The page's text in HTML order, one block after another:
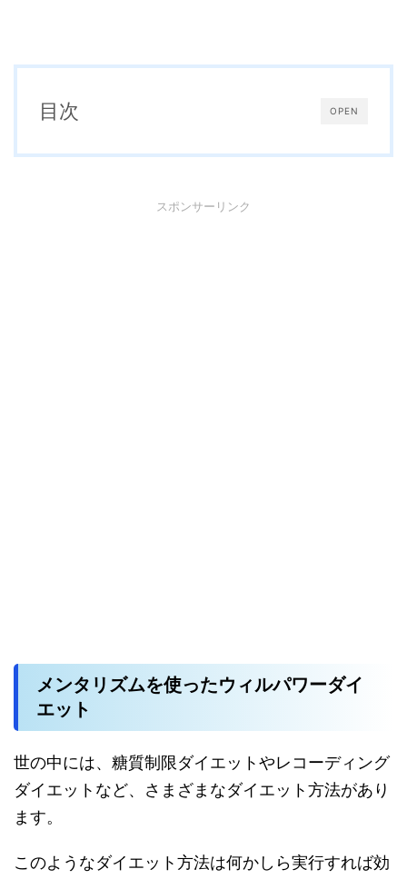
OPEN
目次
スポンサーリンク
メンタリズムを使ったウィルパワーダイ
エット
世の中には、糖質制限ダイエットやレコーディング
ダイエットなど、さまざまなダイエット方法があり
ます。
このようなダイエット方法は何かしら実行すれば効